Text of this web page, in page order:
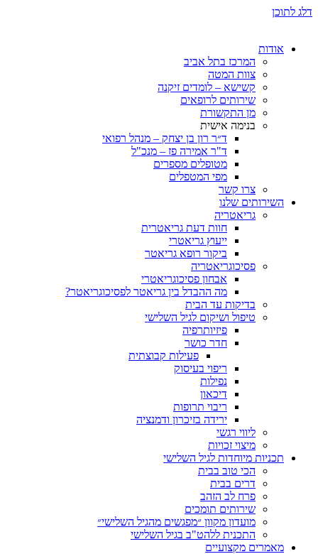
המרכז בתל אביב
צוות המטה
קשישא – לומדים זיקנה
שירותים לרופאים
מן התקשורת
בנימה אישית
ד״ר רון בן יצחק – מנהל רפואי
ד"ר אמירה פז – מנכ"ל
מטופלים מספרים
מפי המטפלים
שלנו
גריאטריה
חוות דעת גריאטרית
ייעוץ גריאטרי
ביקור רופא גריאטר
פסיכוגריאטריה
אבחון פסיכוגריאטרי
מה ההבדל בין גריאטר לפסיכוגריאטר?
בדיקות עד הבית
טיפול ושיקום לגיל השלישי
פיזיותרפיה
חדר כושר
פעילות קבוצתית
ריפוי בעיסוק
ריבוי תרופות
ירידה בזיכרון ודמנציה
מיצוי זכויות
מיוחדות לגיל השלישי
הכי טוב בבית
דרים בבית
פרח לב הזהב
שירותים תומכים
מועדון מקוון ״מפגשים מהגיל השלישי״
התכנית ללהט"ב בגיל השלישי
מקצועיים